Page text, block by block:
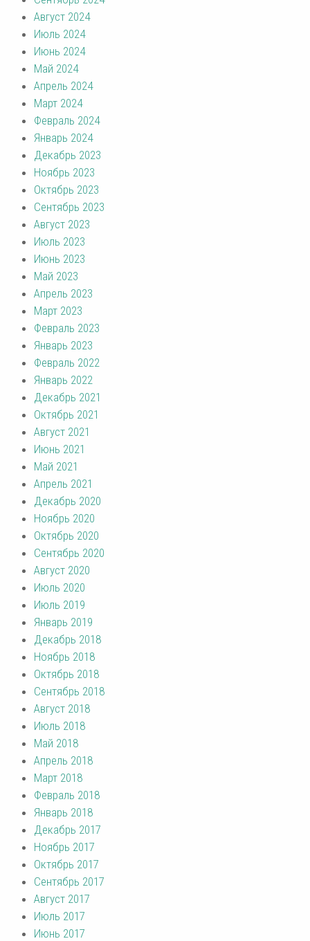
Август 2024
Июль 2024
Июнь 2024
Май 2024
Апрель 2024
Март 2024
Февраль 2024
Январь 2024
Декабрь 2023
Ноябрь 2023
Октябрь 2023
Сентябрь 2023
Август 2023
Июль 2023
Июнь 2023
Май 2023
Апрель 2023
Март 2023
Февраль 2023
Январь 2023
Февраль 2022
Январь 2022
Декабрь 2021
Октябрь 2021
Август 2021
Июнь 2021
Май 2021
Апрель 2021
Декабрь 2020
Ноябрь 2020
Октябрь 2020
Сентябрь 2020
Август 2020
Июль 2020
Июль 2019
Январь 2019
Декабрь 2018
Ноябрь 2018
Октябрь 2018
Сентябрь 2018
Август 2018
Июль 2018
Май 2018
Апрель 2018
Март 2018
Февраль 2018
Январь 2018
Декабрь 2017
Ноябрь 2017
Октябрь 2017
Сентябрь 2017
Август 2017
Июль 2017
Июнь 2017